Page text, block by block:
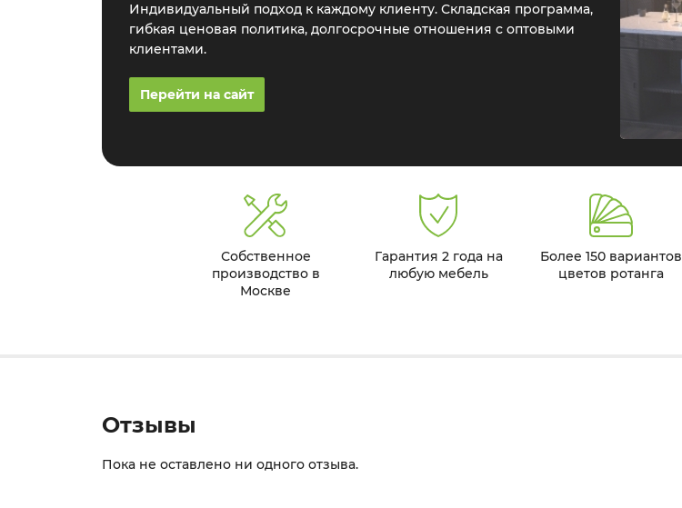
Индивидуальный подход к каждому клиенту. Складская программа,
гибкая ценовая политика, долгосрочные отношения с оптовыми
клиентами.
Перейти на сайт
Собственное
производство в
Москве
Гарантия 2 года на
любую мебель
Более 150 вариантов
цветов ротанга
Отзывы
Пока не оставлено ни одного отзыва.